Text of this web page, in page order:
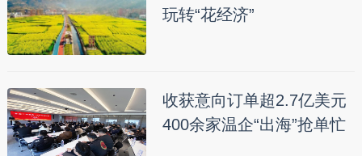
玩转“花经济”
收获意向订单超2.7亿美元
400余家温企“出海”抢单忙